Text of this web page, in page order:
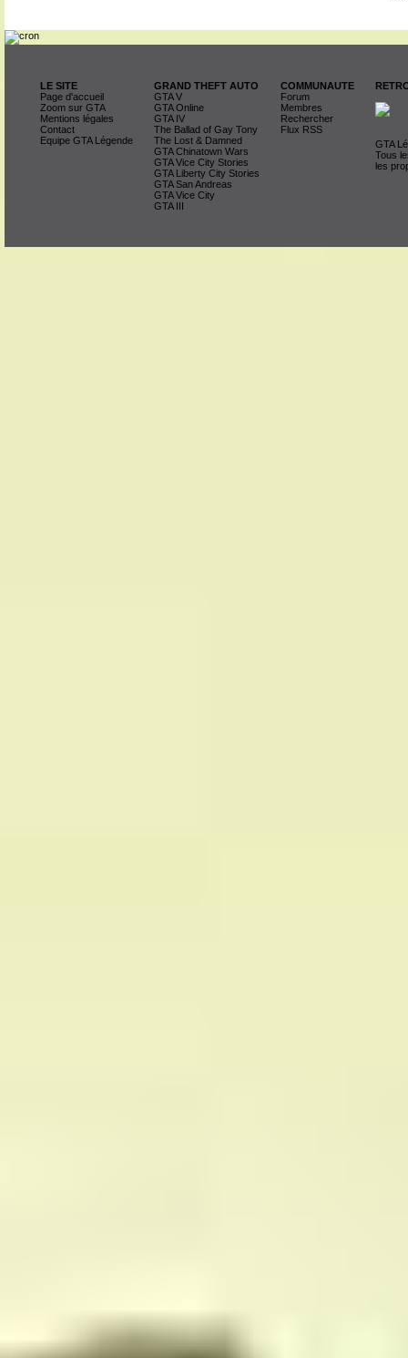
LE SITE
Page d'accueil
Zoom sur GTA
Mentions légales
Contact
Equipe GTA Légende
GRAND THEFT AUTO
GTA V
GTA Online
GTA IV
The Ballad of Gay Tony
The Lost & Damned
GTA Chinatown Wars
GTA Vice City Stories
GTA Liberty City Stories
GTA San Andreas
GTA Vice City
GTA III
COMMUNAUTE
Forum
Membres
Rechercher
Flux RSS
GTA
Tous
les